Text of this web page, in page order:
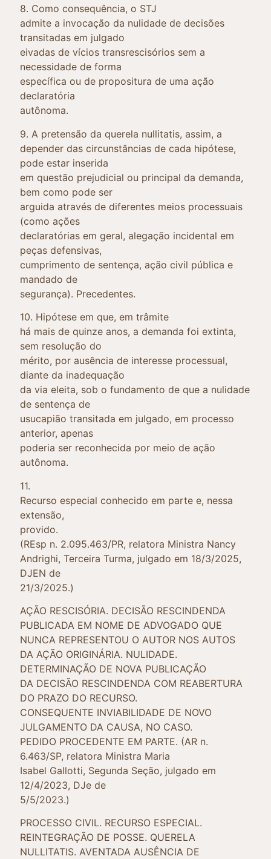
8. Como consequência, o STJ
admite a invocação da nulidade de decisões
transitadas em julgado
eivadas de vícios transrescisórios sem a
necessidade de forma
específica ou de propositura de uma ação
declaratória
autônoma.
9. A pretensão da querela nullitatis, assim, a
depender das circunstâncias de cada hipótese,
pode estar inserida
em questão prejudicial ou principal da demanda,
bem como pode ser
arguida através de diferentes meios processuais
(como ações
declaratórias em geral, alegação incidental em
peças defensivas,
cumprimento de sentença, ação civil pública e
mandado de
segurança). Precedentes.
10. Hipótese em que, em trâmite
há mais de quinze anos, a demanda foi extinta,
sem resolução do
mérito, por ausência de interesse processual,
diante da inadequação
da via eleita, sob o fundamento de que a nulidade
de sentença de
usucapião transitada em julgado, em processo
anterior, apenas
poderia ser reconhecida por meio de ação
autônoma.
11.
Recurso especial conhecido em parte e, nessa
extensão,
provido.
(REsp n. 2.095.463/PR, relatora Ministra Nancy
Andrighi, Terceira Turma, julgado em 18/3/2025,
DJEN de
21/3/2025.)
AÇÃO RESCISÓRIA. DECISÃO RESCINDENDA
PUBLICADA EM NOME DE ADVOGADO QUE
NUNCA REPRESENTOU O AUTOR NOS AUTOS
DA AÇÃO ORIGINÁRIA. NULIDADE.
DETERMINAÇÃO DE NOVA PUBLICAÇÃO
DA DECISÃO RESCINDENDA COM REABERTURA
DO PRAZO DO RECURSO.
CONSEQUENTE INVIABILIDADE DE NOVO
JULGAMENTO DA CAUSA, NO CASO.
PEDIDO PROCEDENTE EM PARTE. (AR n.
6.463/SP, relatora Ministra Maria
Isabel Gallotti, Segunda Seção, julgado em
12/4/2023, DJe de
5/5/2023.)
PROCESSO CIVIL. RECURSO ESPECIAL.
REINTEGRAÇÃO DE POSSE. QUERELA
NULLITATIS. AVENTADA AUSÊNCIA DE